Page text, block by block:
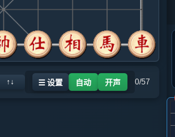
↑↓ ☰ 设置 自动 开声 0/57